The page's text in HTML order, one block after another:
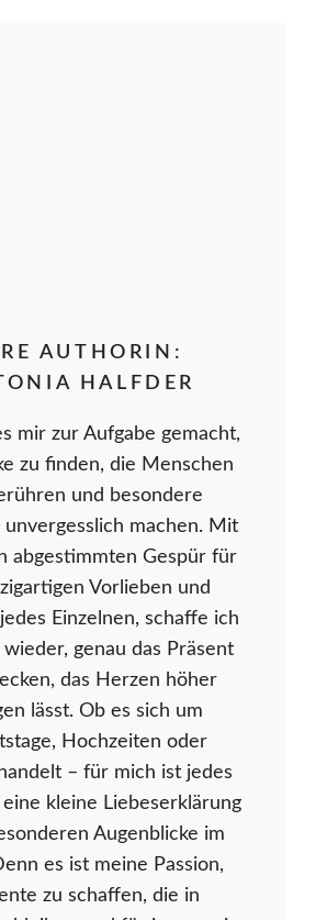
AUTHORIN:
HALFDER
mir zur Aufgabe gemacht,
zu finden, die Menschen
und besondere
unvergesslich machen. Mit
abgestimmten Gespür für
Vorlieben und
Einzelnen, schaffe ich
genau das Präsent
das Herzen höher
lässt. Ob es sich um
Hochzeiten oder
– für mich ist jedes
kleine Liebeserklärung
Augenblicke im
es ist meine Passion,
zu schaffen, die in